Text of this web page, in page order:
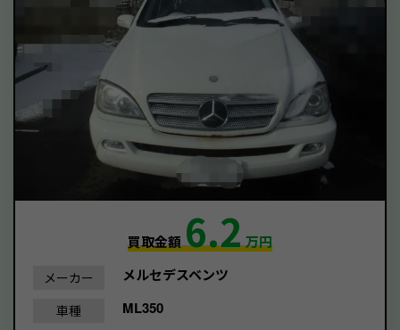
買取金額6.2万円
メーカー メルセデスベンツ
車種 ML350